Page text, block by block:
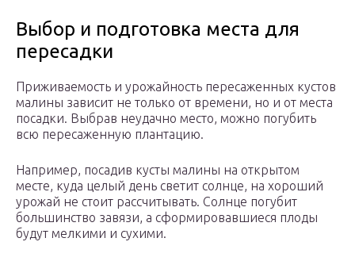
Выбор и подготовка места для
пересадки
Приживаемость и урожайность пересаженных кустов
малины зависит не только от времени, но и от места
посадки. Выбрав неудачно место, можно погубить
всю пересаженную плантацию.
Например, посадив кусты малины на открытом
месте, куда целый день светит солнце, на хороший
урожай не стоит рассчитывать. Солнце погубит
большинство завязи, а сформировавшиеся плоды
будут мелкими и сухими.